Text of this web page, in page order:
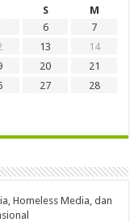
S
M
6
7
13
14
20
21
27
28
Homeless Media, dan